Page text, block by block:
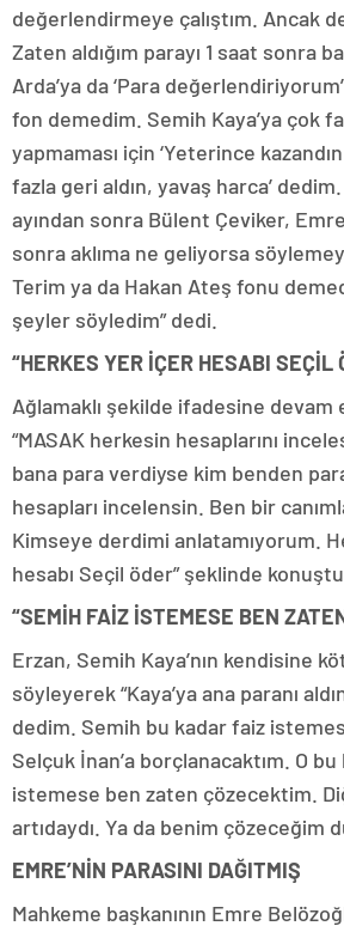
değerlendirmeye çalıştım. Ancak
Zaten aldığım parayı 1 saat sonra
Arda’ya da ‘Para
fon demedim. Semih Kaya’ya çok
yapmaması için ‘Yeterince
fazla geri aldın, yavaş harca’ dedim.
ayından sonra Bülent Çeviker,
sonra aklıma ne geliyorsa
Terim ya da Hakan Ateş fonu
şeyler söyledim” dedi.
“HERKES YER İÇER HESABI SEÇİL
Ağlamaklı şekilde ifadesine devam
“MASAK herkesin hesaplarını
bana para verdiyse kim benden
hesapları incelensin. Ben bir
Kimseye derdimi anlatamıyorum.
hesabı Seçil öder” şeklinde konuştu.
“SEMİH FAİZ İSTEMESE BEN
Erzan, Semih Kaya’nın kendisine
söyleyerek “Kaya’ya ana paranı
dedim. Semih bu kadar faiz
Selçuk İnan’a borçlanacaktım. O
istemese ben zaten çözecektim.
artıdaydı. Ya da benim çözeceğim
EMRE’NİN PARASINI DAĞITMIŞ
Mahkeme başkanının Emre